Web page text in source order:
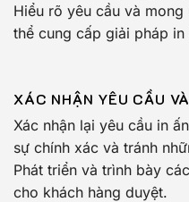
Hiểu rõ yêu cầu và
thể cung cấp giải pháp in
XÁC NHẬN YÊU CẦU
Xác nhận lại yêu cầu in
sự chính xác và tránh
Phát triển và trình bày
cho khách hàng duyệt.